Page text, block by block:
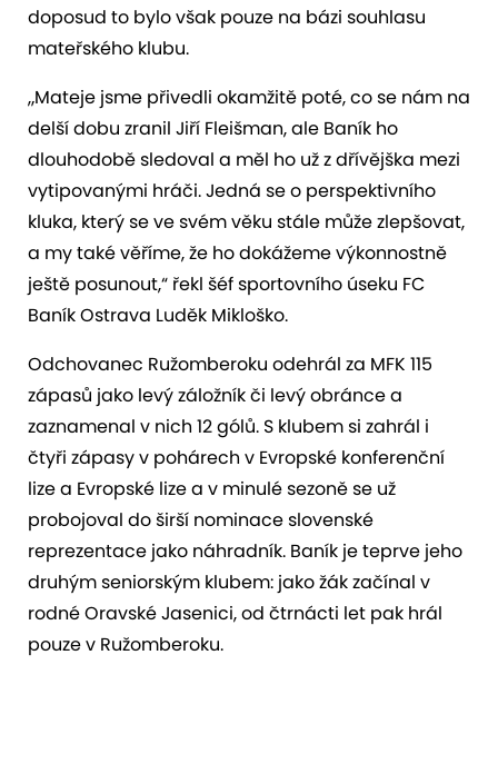
doposud to bylo však pouze na bázi souhlasu
mateřského klubu.
„Mateje jsme přivedli okamžitě poté, co se nám na
delší dobu zranil Jiří Fleišman, ale Baník ho
dlouhodobě sledoval a měl ho už z dřívějška mezi
vytipovanými hráči. Jedná se o perspektivního
kluka, který se ve svém věku stále může zlepšovat,
a my také věříme, že ho dokážeme výkonnostně
ještě posunout,“ řekl šéf sportovního úseku FC
Baník Ostrava Luděk Mikloško.
Odchovanec Ružomberoku odehrál za MFK 115
zápasů jako levý záložník či levý obránce a
zaznamenal v nich 12 gólů. S klubem si zahrál i
čtyři zápasy v pohárech v Evropské konferenční
lize a Evropské lize a v minulé sezoně se už
probojoval do širší nominace slovenské
reprezentace jako náhradník. Baník je teprve jeho
druhým seniorským klubem: jako žák začínal v
rodné Oravské Jasenici, od čtrnácti let pak hrál
pouze v Ružomberoku.